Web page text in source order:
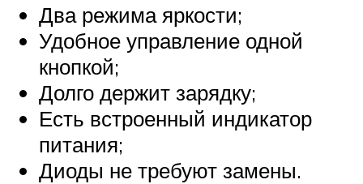
Два режима яркости;
Удобное управление одной
кнопкой;
Долго держит зарядку;
Есть встроенный индикатор
питания;
Диоды не требуют замены.